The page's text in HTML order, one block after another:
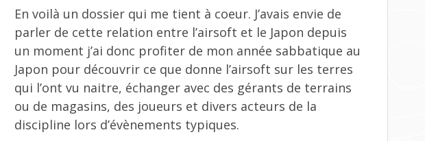
En voilà un dossier qui me tient à coeur. J’avais envie de
parler de cette relation entre l’airsoft et le Japon depuis
un moment j’ai donc profiter de mon année sabbatique au
Japon pour découvrir ce que donne l’airsoft sur les terres
qui l’ont vu naitre, échanger avec des gérants de terrains
ou de magasins, des joueurs et divers acteurs de la
discipline lors d’évènements typiques.